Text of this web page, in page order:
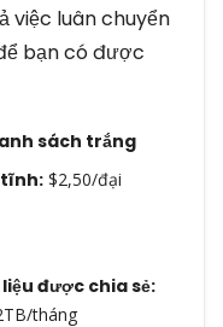
việc luân chuyển
bạn có được
sách trắng
$2,50/đại
được chia sẻ:
tháng